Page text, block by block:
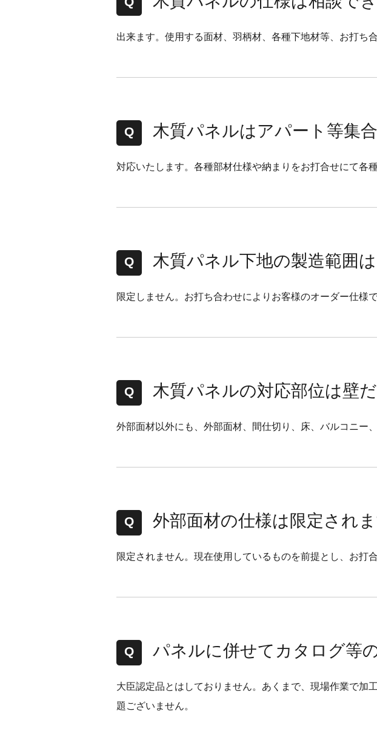
出来ます。使用する面材、羽柄材、各種下地材等、お打ち
木質パネルはアパート等集
対応いたします。各種部材仕様や納まりをお打合せにて各
木質パネル下地の製造範囲
限定しません。お打ち合わせによりお客様のオーダー仕様
木質パネルの対応部位は壁
外部面材以外にも、外部面材、間仕切り、床、バルコニー
外部面材の仕様は限定され
限定されません。現在使用しているものを前提とし、お打
パネルに併せてカタログ等
大臣認定品とはしておりません。あくまで、現場作業で加
題ございません。